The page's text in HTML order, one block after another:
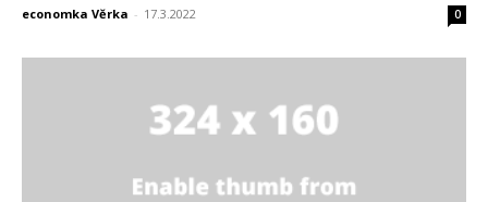
economka Věrka - 17.3.2022 0